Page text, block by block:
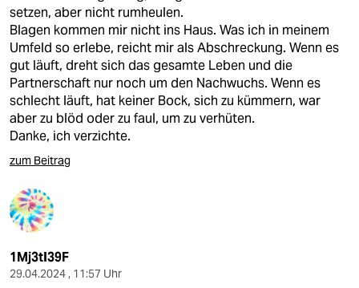
setzen, aber nicht rumheulen.
Blagen kommen mir nicht ins Haus. Was ich in meinem
Umfeld so erlebe, reicht mir als Abschreckung. Wenn es
gut läuft, dreht sich das gesamte Leben und die
Partnerschaft nur noch um den Nachwuchs. Wenn es
schlecht läuft, hat keiner Bock, sich zu kümmern, war
aber zu blöd oder zu faul, um zu verhüten.
Danke, ich verzichte.
zum Beitrag
1Mj3tI39F
29.04.2024 , 11:57 Uhr